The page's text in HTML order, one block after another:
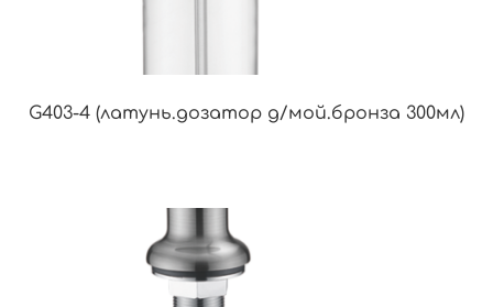
G403-4 (латунь.дозатор д/мой.бронза 300мл)